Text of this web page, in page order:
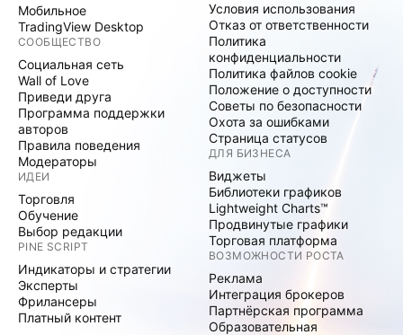
Мобильное
TradingView Desktop
СООБЩЕСТВО
Социальная сеть
Wall of Love
Приведи друга
Программа поддержки
авторов
Правила поведения
Модераторы
ИДЕИ
Торговля
Обучение
Выбор редакции
PINE SCRIPT
Индикаторы и стратегии
Эксперты
Фрилансеры
Платный контент
Условия использования
Отказ от ответственности
Политика
конфиденциальности
Политика файлов cookie
Положение о доступности
Советы по безопасности
Охота за ошибками
Страница статусов
ДЛЯ БИЗНЕСА
Виджеты
Библиотеки графиков
Lightweight Charts™
Продвинутые графики
Торговая платформа
ВОЗМОЖНОСТИ РОСТА
Реклама
Интеграция брокеров
Партнёрская программа
Образовательная